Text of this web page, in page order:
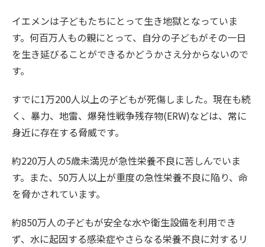
イエメンは子どもたちにとって生き地獄となっていま
す。何百万人もの親にとって、自分の子どもがその一日
を生き延びることができるかどうかさえ分からないので
す。
すでに1万200人以上の子どもが死傷しました。現在も続
く、暴力、地雷、爆発性戦争残存物(ERW)などは、常に
身近に存在する脅威です。
約220万人の5歳未満児が急性栄養不良に苦しんでいま
す。また、50万人以上が重度の急性栄養不良に陥り、命
を脅かされています。
約850万人の子どもが安全な水や衛生設備を利用でき
ず、水に起因する感染症やさらなる栄養不良に対するリ